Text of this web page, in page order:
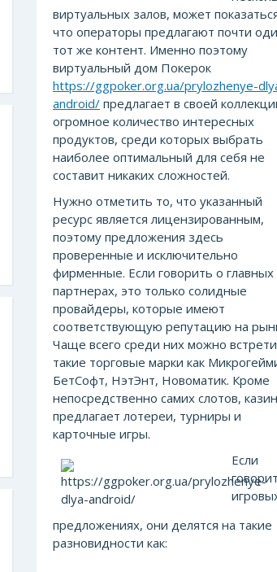
виртуальных залов, может
что операторы предлагают почти
тот же контент. Именно поэтому
виртуальный дом Покерок
https://ggpoker.org.ua/prylozhenye-
android/ предлагает в своей
огромное количество интересных
продуктов, среди которых выбрать
наиболее оптимальный для себя не
составит никаких сложностей.
Нужно отметить то, что указанный
ресурс является лицензированным,
поэтому предложения здесь
проверенные и исключительно
фирменные. Если говорить о главных
партнерах, это только солидные
провайдеры, которые имеют
соответствующую репутацию на
Чаще всего среди них можно
такие торговые марки как
БетСофт, НэтЭнт, Новоматик. Кроме
непосредственно самих слотов,
предлагает лотереи, турниры и
карточные игры.
Если
предложениях, они делятся на такие
разновидности как: